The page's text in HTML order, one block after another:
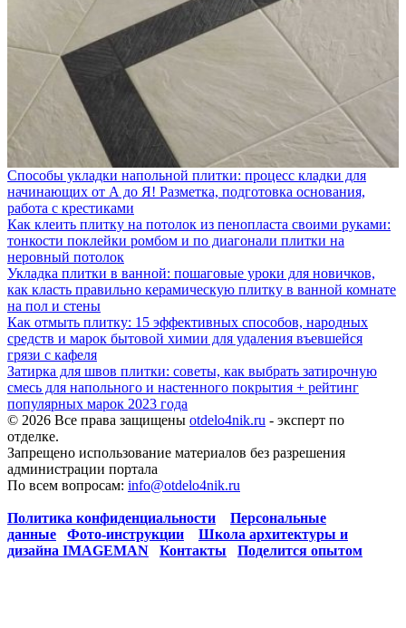
Способы укладки напольной плитки: процесс кладки для
начинающих от А до Я! Разметка, подготовка основания,
работа с крестиками
Как клеить плитку на потолок из пенопласта своими руками:
тонкости поклейки ромбом и по диагонали плитки на
неровный потолок
Укладка плитки в ванной: пошаговые уроки для новичков,
как класть правильно керамическую плитку в ванной комнате
на пол и стены
Как отмыть плитку: 15 эффективных способов, народных
средств и марок бытовой химии для удаления въевшейся
грязи с кафеля
Затирка для швов плитки: советы, как выбрать затирочную
смесь для напольного и настенного покрытия + рейтинг
популярных марок 2023 года
© 2026 Все права защищены otdelo4nik.ru - эксперт по
отделке.
Запрещено использование материалов без разрешения
администрации портала
По всем вопросам: info@otdelo4nik.ru
Политика конфиденциальности
Персональные
данные
Фото-инструкции
Школа архитектуры и
дизайна IMAGEMAN
Контакты Поделится опытом